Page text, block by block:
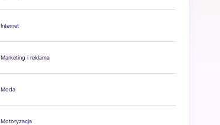
Internet
Marketing i reklama
Moda
Motoryzacja